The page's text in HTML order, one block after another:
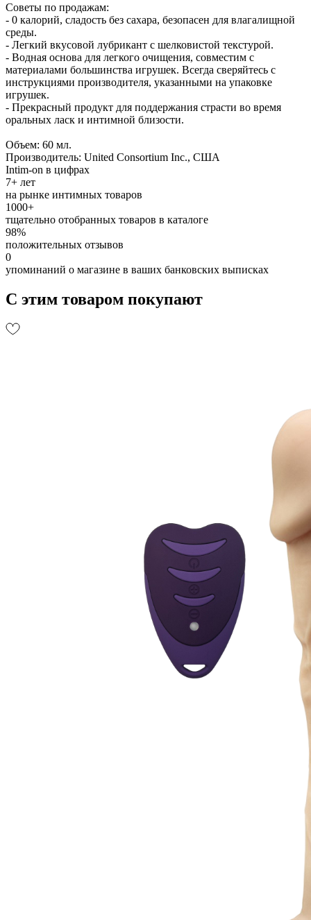
Советы по продажам:
- 0 калорий, сладость без сахара, безопасен для влагалищной
среды.
- Легкий вкусовой лубрикант с шелковистой текстурой.
- Водная основа для легкого очищения, совместим с
материалами большинства игрушек. Всегда сверяйтесь с
инструкциями производителя, указанными на упаковке
игрушек.
- Прекрасный продукт для поддержания страсти во время
оральных ласк и интимной близости.
Объем: 60 мл.
Производитель: United Consortium Inc., США
Intim-on в цифрах
7+ лет
на рынке интимных товаров
1000+
тщательно отобранных товаров в каталоге
98%
положительных отзывов
0
упоминаний о магазине в ваших банковских выписках
С этим товаром покупают